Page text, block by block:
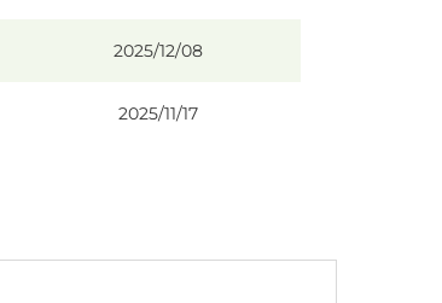
2025/12/08
2025/11/17